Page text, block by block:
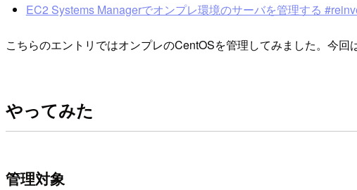
EC2 Systems Managerでオンプレ環境のサーバを管理する
こちらのエントリではオンプレのCentOSを管理してみました。今
やってみた
管理対象